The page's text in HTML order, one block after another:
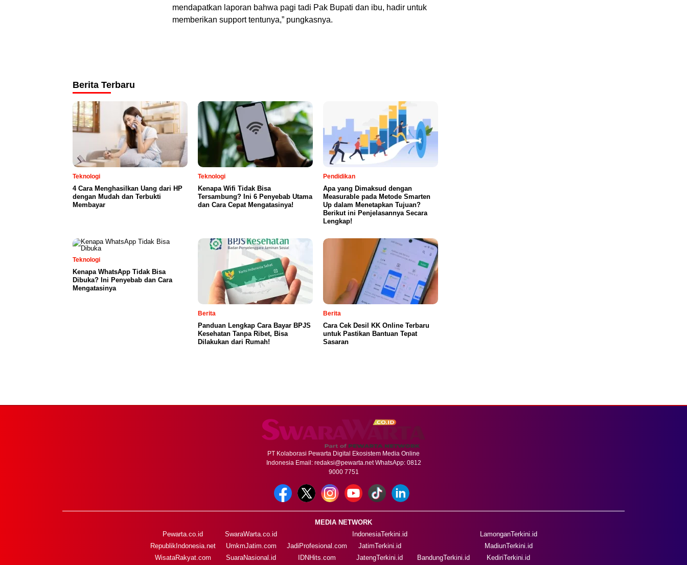
mendapatkan laporan bahwa pagi tadi Pak Bupati dan ibu, hadir untuk
memberikan support tentunya,” pungkasnya.
Berita Terbaru
Teknologi
4 Cara Menghasilkan Uang dari HP
dengan Mudah dan Terbukti
Membayar
Teknologi
Kenapa Wifi Tidak Bisa
Tersambung? Ini 6 Penyebab Utama
dan Cara Cepat Mengatasinya!
Pendidikan
Apa yang Dimaksud dengan
Measurable pada Metode Smarten
Up dalam Menetapkan Tujuan?
Berikut ini Penjelasannya Secara
Lengkap!
Teknologi
Kenapa WhatsApp Tidak Bisa
Dibuka? Ini Penyebab dan Cara
Mengatasinya
Berita
Panduan Lengkap Cara Bayar BPJS
Kesehatan Tanpa Ribet, Bisa
Dilakukan dari Rumah!
Berita
Cara Cek Desil KK Online Terbaru
untuk Pastikan Bantuan Tepat
Sasaran
PT Kolaborasi Pewarta Digital Ekosistem Media Online
Indonesia Email: redaksi@pewarta.netWhatsApp: 0812
9000 7751
MEDIA NETWORK
Pewarta.co.id
RepublikIndonesia.net
WisataRakyat.com
SwaraWarta.co.id
UmkmJatim.com
SuaraNasional.id
JadiProfesional.com
IDNHits.com
IndonesiaTerkini.id
JatimTerkini.id
JatengTerkini.id
BandungTerkini.id
LamonganTerkini.id
MadiunTerkini.id
KediriTerkini.id